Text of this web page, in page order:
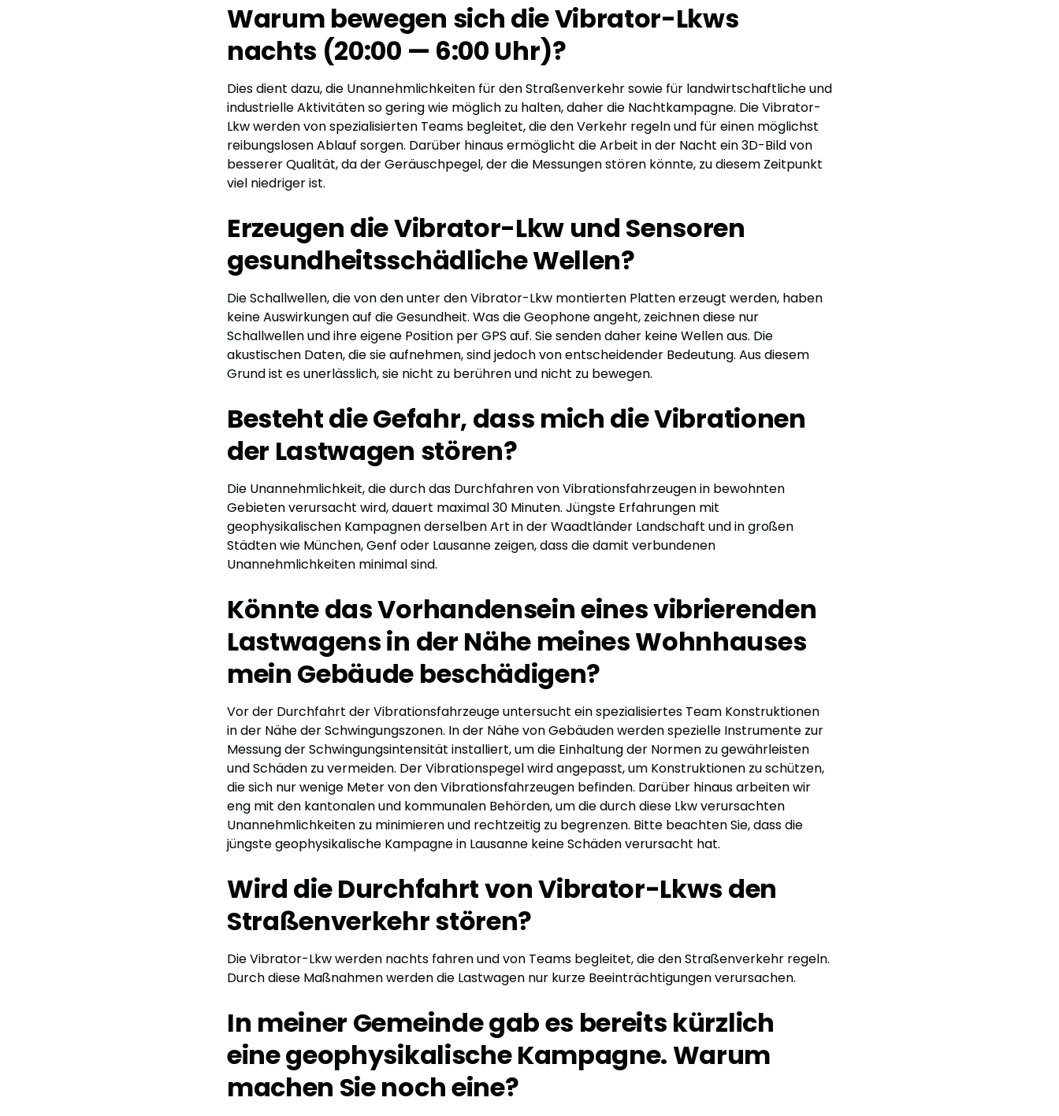
Warum bewegen sich die Vibrator-Lkws
nachts (20:00 — 6:00 Uhr)?
Dies dient dazu, die Unannehmlichkeiten für den Straßenverkehr sowie für landwirtschaftliche und
industrielle Aktivitäten so gering wie möglich zu halten, daher die Nachtkampagne. Die Vibrator-
Lkw werden von spezialisierten Teams begleitet, die den Verkehr regeln und für einen möglichst
reibungslosen Ablauf sorgen. Darüber hinaus ermöglicht die Arbeit in der Nacht ein 3D-Bild von
besserer Qualität, da der Geräuschpegel, der die Messungen stören könnte, zu diesem Zeitpunkt
viel niedriger ist.
Erzeugen die Vibrator-Lkw und Sensoren
gesundheitsschädliche Wellen?
Die Schallwellen, die von den unter den Vibrator-Lkw montierten Platten erzeugt werden, haben
keine Auswirkungen auf die Gesundheit. Was die Geophone angeht, zeichnen diese nur
Schallwellen und ihre eigene Position per GPS auf. Sie senden daher keine Wellen aus. Die
akustischen Daten, die sie aufnehmen, sind jedoch von entscheidender Bedeutung. Aus diesem
Grund ist es unerlässlich, sie nicht zu berühren und nicht zu bewegen.
Besteht die Gefahr, dass mich die Vibrationen
der Lastwagen stören?
Die Unannehmlichkeit, die durch das Durchfahren von Vibrationsfahrzeugen in bewohnten
Gebieten verursacht wird, dauert maximal 30 Minuten. Jüngste Erfahrungen mit
geophysikalischen Kampagnen derselben Art in der Waadtländer Landschaft und in großen
Städten wie München, Genf oder Lausanne zeigen, dass die damit verbundenen
Unannehmlichkeiten minimal sind.
Könnte das Vorhandensein eines vibrierenden
Lastwagens in der Nähe meines Wohnhauses
mein Gebäude beschädigen?
Vor der Durchfahrt der Vibrationsfahrzeuge untersucht ein spezialisiertes Team Konstruktionen
in der Nähe der Schwingungszonen. In der Nähe von Gebäuden werden spezielle Instrumente zur
Messung der Schwingungsintensität installiert, um die Einhaltung der Normen zu gewährleisten
und Schäden zu vermeiden. Der Vibrationspegel wird angepasst, um Konstruktionen zu schützen,
die sich nur wenige Meter von den Vibrationsfahrzeugen befinden. Darüber hinaus arbeiten wir
eng mit den kantonalen und kommunalen Behörden, um die durch diese Lkw verursachten
Unannehmlichkeiten zu minimieren und rechtzeitig zu begrenzen. Bitte beachten Sie, dass die
jüngste geophysikalische Kampagne in Lausanne keine Schäden verursacht hat.
Wird die Durchfahrt von Vibrator-Lkws den
Straßenverkehr stören?
Die Vibrator-Lkw werden nachts fahren und von Teams begleitet, die den Straßenverkehr regeln.
Durch diese Maßnahmen werden die Lastwagen nur kurze Beeinträchtigungen verursachen.
In meiner Gemeinde gab es bereits kürzlich
eine geophysikalische Kampagne. Warum
machen Sie noch eine?